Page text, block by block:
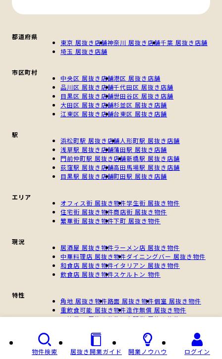
都道府県
東京 居抜き店舗神奈川 居抜き店舗千葉 居抜き店舗
埼玉 居抜き店舗
市区町村
中央区 居抜き店舗港区 居抜き店舗
品川区 居抜き店舗千代田区 居抜き店舗
目黒区 居抜き店舗世田谷区 居抜き店舗
大田区 居抜き店舗杉並区 居抜き店舗
江東区 居抜き店舗台東区 居抜き店舗
駅
浜松町駅 居抜き店舗人形町駅 居抜き店舗
浅草駅 居抜き店舗蒲田駅 居抜き店舗
門前仲町駅 居抜き店舗新橋駅 居抜き店舗
荻窪駅 居抜き店舗高田馬場駅 居抜き店舗
目黒駅 居抜き店舗町田駅 居抜き店舗
エリア
オフィス街 居抜き物件学生街 居抜き物件
住宅街 居抜き物件商店街 居抜き物件
繁華街 居抜き物件下町 居抜き物件
現況
居酒屋 居抜き物件ラーメン店 居抜き物件
中華料理店 居抜き物件ダイニングバー 居抜き物件
和食店 居抜き物件イタリアン 居抜き物件
飲食店 居抜き物件スケルトン 物件
特性
角地 居抜き物件路面 居抜き物件個室 居抜き物件
重飲食可能 居抜き物件造作無償 居抜き物件
一棟貸し 居抜き物件個人開業 居抜き物件
物件検索 居抜き開業ガイド 開業ノウハウ ログイン